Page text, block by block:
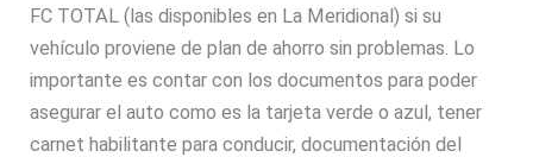
FC TOTAL (las disponibles en La Meridional) si su
vehículo proviene de plan de ahorro sin problemas. Lo
importante es contar con los documentos para poder
asegurar el auto como es la tarjeta verde o azul, tener
carnet habilitante para conducir, documentación del